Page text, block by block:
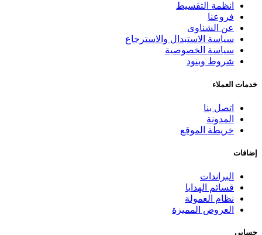
انظمة التقسيط
فروعنا
عن الشناوى
سياسة الاستبدال والاسترجاع
سياسة الخصوصية
شروط وبنود
خدمات العملاء
اتصل بنا
المدونة
خريطة الموقع
إضافات
البراندات
قسائم الهدايا
نظام العمولة
العروض المميزة
حسابي